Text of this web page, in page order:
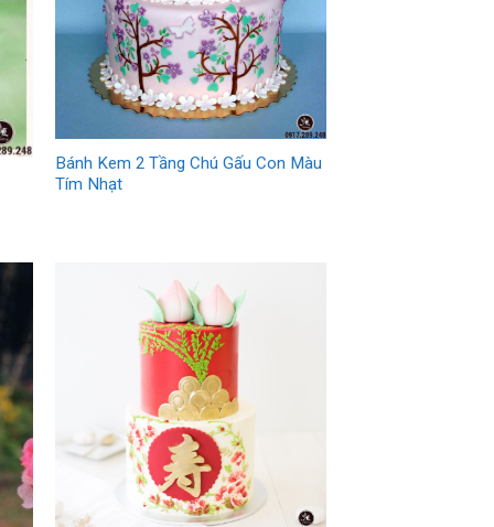
Bánh Kem 2 Tầng Chú Gấu Con Màu
Tím Nhạt